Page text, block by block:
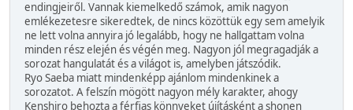
endingjeiről. Vannak kiemelkedő számok, amik nagyon
emlékezetesre sikeredtek, de nincs közöttük egy sem amelyik
ne lett volna annyira jó legalább, hogy ne hallgattam volna
minden rész elején és végén meg. Nagyon jól megragadják a
sorozat hangulatát és a világot is, amelyben játszódik.
Ryo Saeba miatt mindenképp ajánlom mindenkinek a
sorozatot. A felszín mögött nagyon mély karakter, ahogy
Kenshiro behozta a férfias könnyeket újításként a shonen